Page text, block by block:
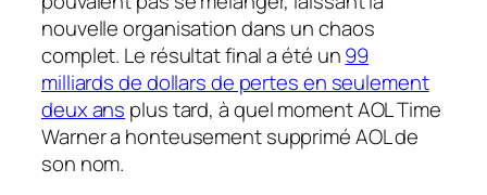
nouvelle organisation dans un chaos
complet. Le résultat final a été un99
milliards de dollars de pertes en seulement
deux ans plus tard, à quel moment AOL Time
Warner a honteusement supprimé AOL de
son nom.